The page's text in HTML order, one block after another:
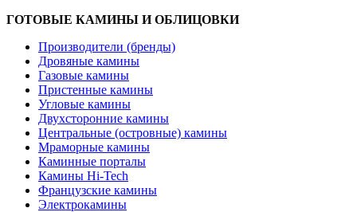
ГОТОВЫЕ КАМИНЫ И ОБЛИЦОВКИ
Производители (бренды)
Дровяные камины
Газовые камины
Пристенные камины
Угловые камины
Двухсторонние камины
Центральные (островные) камины
Мраморные камины
Каминные порталы
Камины Hi-Tech
Французские камины
Электрокамины